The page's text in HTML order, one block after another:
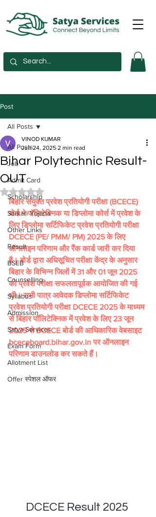
Post
All Posts
Job
Admit Card
Scholarship
Sarkari Yojana
Other Links
Result
BSEB
Counselling
Syllabus
Admission
Satya Services
Exam Form
Allotment List
Offer स्पेशल ऑफर
All Posts
Bihar Polytechnic Result-
OUT
VINOD KUMAR
Jun 24, 2025 2 min read
Rated NaN out of 5 stars.
बिहार संयुक्त प्रवेश प्रतियोगी परीक्षा (BCECE)
बोर्ड ने पॉलिटेक्निक या डिप्लोमा कोर्स में प्रवेश के
लिए डिप्लोमा सर्टिफिकेट प्रवेश प्रतियोगी परीक्षा
DCECE (PE/ PMM/ PM) 2025 के लिए
ऑनलाइन परिणाम और रैंक कार्ड जारी कर दिया
है। बोर्ड द्वारा अधिसूचित परीक्षा केंद्र के अनुसार
बिहार के विभिन्न जिलों में 31 और 01 जून 2025
को प्रवेश परीक्षा सफलतापूर्वक आयोजित की गई
थी। सभी पात्र आवेदक डिप्लोमा सर्टिफिकेट
प्रवेश प्रतियोगी परीक्षा DCECE 2025 के माध्यम
से बिहार पॉलिटेक्निक में प्रवेश के लिए 23 जून
2025 से BCECE बोर्ड की आधिकारिक वेबसाइट
bceceboard.bihar.gov.in पर ऑनलाइन
परिणाम डाउनलोड कर सकते हैं।
DCECE Result 2025